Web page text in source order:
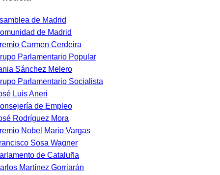
de Madrid
de Madrid
Carmen Cerdeira
Parlamentario Popular
Sánchez Melero
Parlamentario Socialista
Luis Aneri
de Empleo
Rodríguez Mora
Nobel Mario Vargas
Sosa Wagner
de Cataluña
Martínez Gorriarán